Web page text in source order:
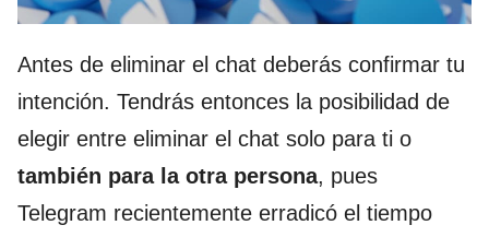
Antes de eliminar el chat deberás confirmar tu
intención. Tendrás entonces la posibilidad de
elegir entre eliminar el chat solo para ti o
también para la otra persona, pues
Telegram recientemente erradicó el tiempo